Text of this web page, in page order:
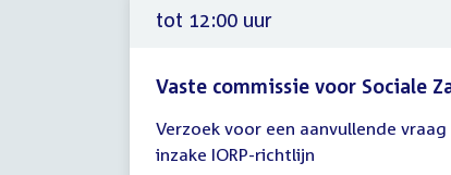
uur
tot 12:00 uur
Vaste commissie voor Sociale
vergadering
tot
Verzoek voor een aanvullende
inzake IORP-richtlijn